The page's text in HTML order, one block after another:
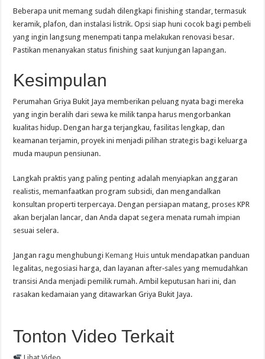
Beberapa unit memang sudah dilengkapi finishing standar, termasuk
keramik, plafon, dan instalasi listrik. Opsi siap huni cocok bagi pembeli
yang ingin langsung menempati tanpa melakukan renovasi besar.
Pastikan menanyakan status finishing saat kunjungan lapangan.
Kesimpulan
Perumahan Griya Bukit Jaya memberikan peluang nyata bagi mereka
yang ingin beralih dari sewa ke milik tanpa harus mengorbankan
kualitas hidup. Dengan harga terjangkau, fasilitas lengkap, dan
keamanan terjamin, proyek ini menjadi pilihan strategis bagi keluarga
muda maupun pensiunan.
Langkah praktis yang paling penting adalah menyiapkan anggaran
realistis, memanfaatkan program subsidi, dan mengandalkan
konsultan properti terpercaya. Dengan persiapan matang, proses KPR
akan berjalan lancar, dan Anda dapat segera menata rumah impian
sesuai selera.
Jangan ragu menghubungiKemang Huis untuk mendapatkan panduan
legalitas, negosiasi harga, dan layanan after‑sales yang memudahkan
transisi Anda menjadi pemilik rumah. Ambil keputusan hari ini, dan
rasakan kedamaian yang ditawarkan Griya Bukit Jaya.
Tonton Video Terkait